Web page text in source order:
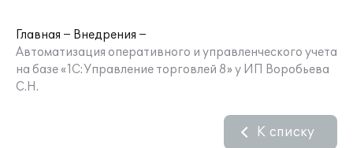
Главная
Внедрения
Автоматизация оперативного и управленческого учета
на базе «1С:Управление торговлей 8» у ИП Воробьева
С.Н.
К списку